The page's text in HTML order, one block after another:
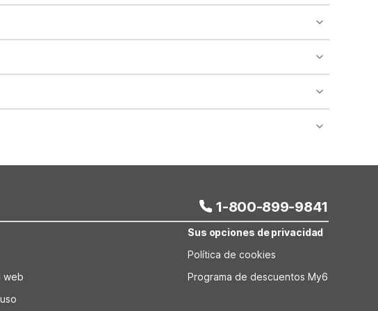
are subject to availability and may incur additional charges.
the common areas of the property.
to availability.
with the front desk regarding specific pet policies and any
1-800-899-9841
web
Sus opciones de privacidad
Política de cookies
Programa de descuentos My6